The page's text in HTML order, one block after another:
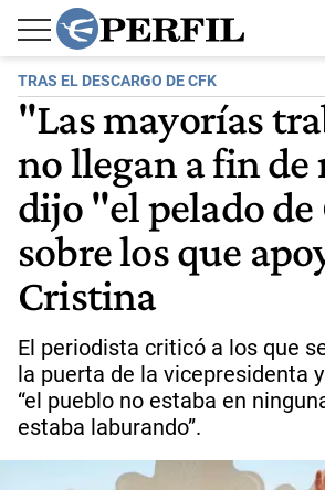
TRAS EL DESCARGO DE CFK
"Las mayorías
no llegan a fin de
dijo "el pelado
sobre los que
Cristina
El periodista criticó a los que
la puerta de la vicepresidenta
“el pueblo no estaba en
estaba laburando”.